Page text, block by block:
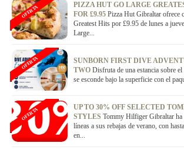
PIZZA HUT GO LARGE
FOR £9.95 Pizza Hut Gibraltar ofrece
Greatest Hits por £9.95 de lunes a
Large...
OFERTA
SUNBORN FIRST DIVE
TWO Disfruta de una estancia sobre
se esconde bajo la superficie con el
OFERTA
UP TO 30% OFF SELECTED
STYLES Tommy Hilfiger Gibraltar ha
líneas a sus rebajas de verano, con
en...
OFERTA